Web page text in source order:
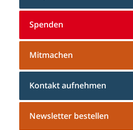
Spenden
Mitmachen
Kontakt aufnehmen
Newsletter bestellen